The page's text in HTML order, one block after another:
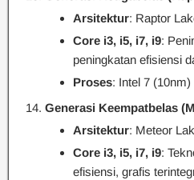
Arsitektur: Raptor
Core i3, i5, i7, i9:
peningkatan efisiensi
Proses: Intel 7 (10nm)
Generasi Keempatbelas
Arsitektur: Meteor
Core i3, i5, i7, i9:
efisiensi, grafis